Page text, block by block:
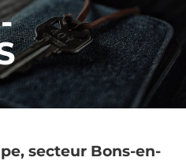
secteur Bons-en-